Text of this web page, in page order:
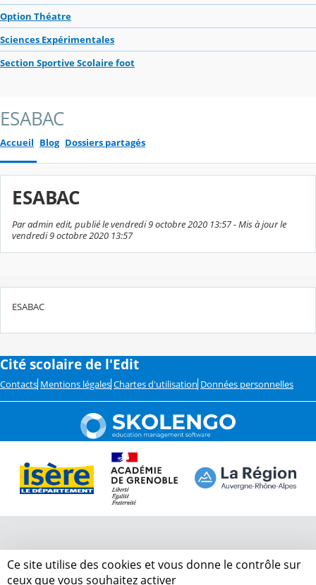
Option Théatre
Sciences Expérimentales
Section Sportive Scolaire foot
ESABAC
Accueil Blog Dossiers partagés
ESABAC
Par admin edit, publié le vendredi 9 octobre 2020 13:57 - Mis à jour le
vendredi 9 octobre 2020 13:57
ESABAC
Cité scolaire de l'Edit
Contacts Mentions légales Chartes d'utilisation Données personnelles
Ce site utilise des cookies et vous donne le contrôle sur
ceux que vous souhaitez activer